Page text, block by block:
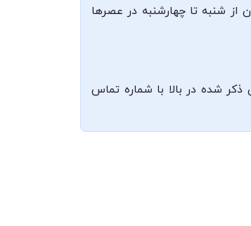
شنبه تا چهارشنبه در عصرها
می‌باشد که می‌توانید در ساعات کاری ذکر شده در بالا با شماره تماس